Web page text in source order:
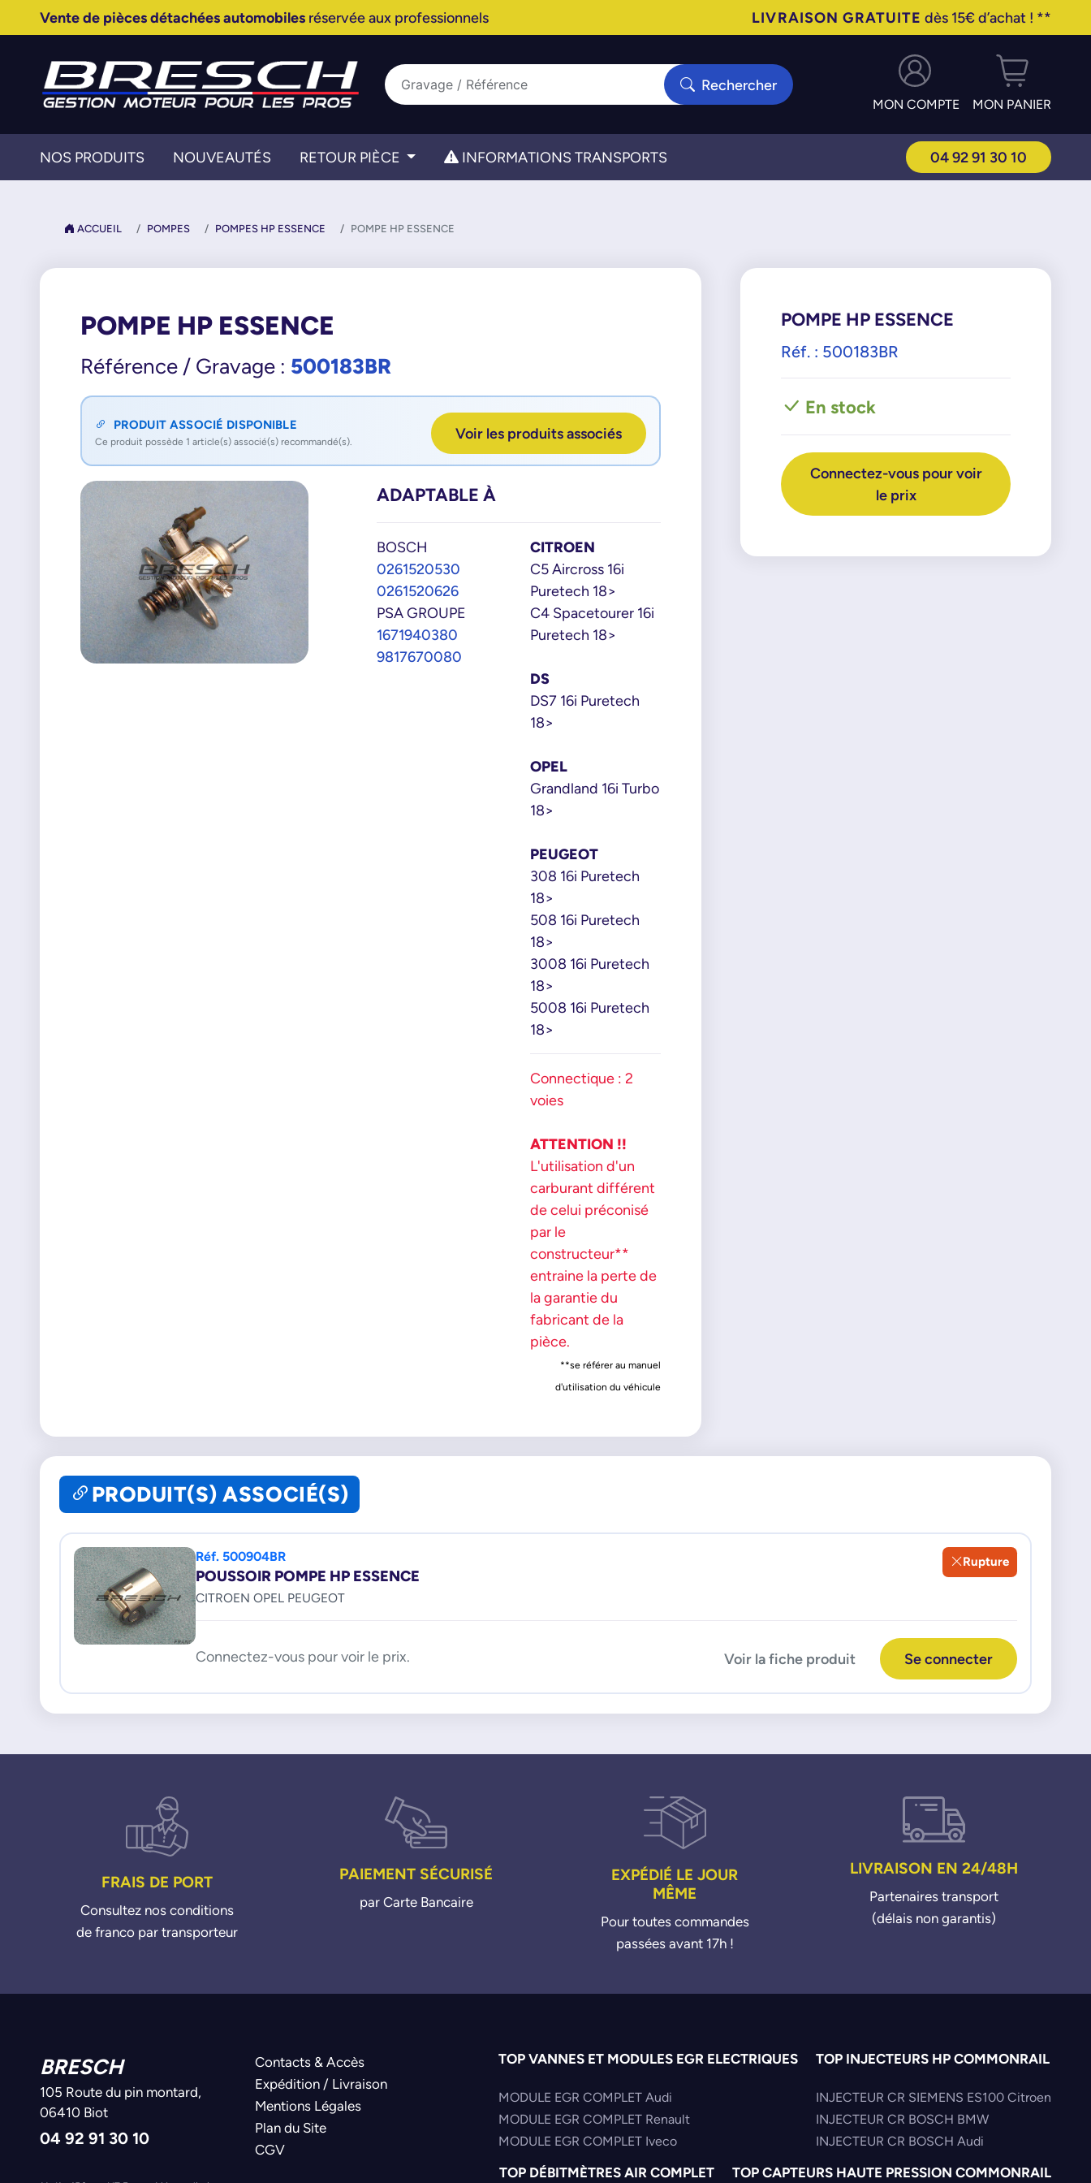
Vente de pièces détachées automobilesréservée aux professionnels LIVRAISON GRATUITE dès 15€ d’achat ! **
Rechercher
MON COMPTE MON PANIER
NOS PRODUITS NOUVEAUTÉS RETOUR PIÈCE INFORMATIONS TRANSPORTS 04 92 91 30 10
ACCUEIL POMPES POMPES HP ESSENCE POMPE HP ESSENCE
POMPE HP ESSENCE
Référence / Gravage : 500183BR
PRODUIT ASSOCIÉ DISPONIBLE
Ce produit possède 1 article(s) associé(s) recommandé(s).
Voir les produits associés
ADAPTABLE À
BOSCH
0261520530
0261520626
PSA GROUPE
1671940380
9817670080
CITROEN
C5 Aircross 16i
Puretech 18>
C4 Spacetourer 16i
Puretech 18>
DS
DS7 16i Puretech
18>
OPEL
Grandland 16i Turbo
18>
PEUGEOT
308 16i Puretech
18>
508 16i Puretech
18>
3008 16i Puretech
18>
5008 16i Puretech
18>
Connectique : 2
voies
ATTENTION !!
L'utilisation d'un
carburant différent
de celui préconisé
par le
constructeur**
entraine la perte de
la garantie du
fabricant de la
pièce.
**se référer au manuel
d'utilisation du véhicule
POMPE HP ESSENCE
Réf. : 500183BR
En stock
Connectez-vous pour voir
le prix
PRODUIT(S) ASSOCIÉ(S)
Réf. 500904BR
POUSSOIR POMPE HP ESSENCE
CITROEN OPEL PEUGEOT
Rupture
Connectez-vous pour voir le prix. Voir la fiche produit Se connecter
FRAIS DE PORT
Consultez nos conditions
de franco par transporteur
PAIEMENT SÉCURISÉ
par Carte Bancaire
EXPÉDIÉ LE JOUR
MÊME
Pour toutes commandes
passées avant 17h !
LIVRAISON EN 24/48H
Partenaires transport
(délais non garantis)
BRESCH
105 Route du pin montard,
06410 Biot
04 92 91 30 10
Contacts & Accès
Expédition / Livraison
Mentions Légales
Plan du Site
CGV
TOP VANNES ET MODULES EGR ELECTRIQUES
MODULE EGR COMPLET Audi
MODULE EGR COMPLET Renault
MODULE EGR COMPLET Iveco
TOP INJECTEURS HP COMMONRAIL
INJECTEUR CR SIEMENS ES100 Citroen
INJECTEUR CR BOSCH BMW
INJECTEUR CR BOSCH Audi
TOP DÉBITMÈTRES AIR COMPLET TOP CAPTEURS HAUTE PRESSION COMMONRAIL